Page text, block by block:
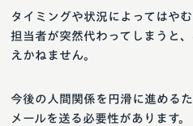
タイミングや状況によってはや
担当者が突然代わってしまうと
えかねません。
今後の人間関係を円滑に進める
メールを送る必要性があります。